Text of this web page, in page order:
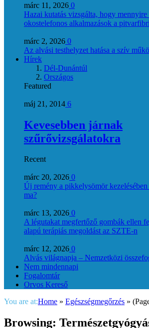
márc 11, 2026 0
Hazai kutatás vizsgálta, hogy mennyire
okostelefonos alkalmazások a
márc 2, 2026 0
Az alvási testhelyzet hatása a szív
Hírek
Dél-Dunántúl
Országos
Featured
máj 21, 2014 6
Kevesebben járnak
szűrővizsgálatokra
Recent
márc 20, 2026 0
Új remény a pikkelysömör
ma?
márc 13, 2026 0
A légutakat megfertőző gombák ellen
alapú terápiás megoldást az SZTE-n
márc 12, 2026 0
Alvás világnapja – Nemzetközi
Nem mindennapi
Fogalomtár
Orvos Kereső
You are at:Home » Egészségmegőrzés »
Browsing: